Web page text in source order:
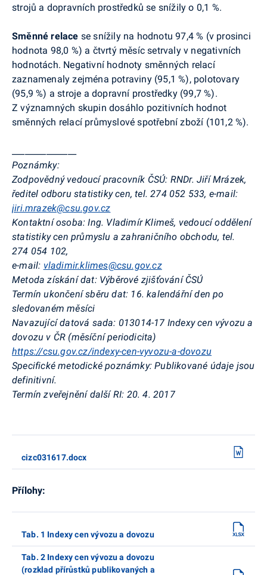
strojů a dopravních prostředků se snížily o 0,1 %.
Směnné relace se snížily na hodnotu 97,4 % (v prosinci
hodnota 98,0 %) a čtvrtý měsíc setrvaly v negativních
hodnotách. Negativní hodnoty směnných relací
zaznamenaly zejména potraviny (95,1 %), polotovary
(95,9 %) a stroje a dopravní prostředky (99,7 %).
Z významných skupin dosáhlo pozitivních hodnot
směnných relací průmyslové spotřební zboží (101,2 %).
Poznámky:
Zodpovědný vedoucí pracovník ČSÚ: RNDr. Jiří Mrázek,
ředitel odboru statistiky cen, tel. 274 052 533, e-mail:
jiri.mrazek@csu.gov.cz
Kontaktní osoba: Ing. Vladimír Klimeš, vedoucí oddělení
statistiky cen průmyslu a zahraničního obchodu, tel.
274 054 102,
e-mail: vladimir.klimes@csu.gov.cz
Metoda získání dat: Výběrové zjišťování ČSÚ
Termín ukončení sběru dat: 16. kalendářní den po
sledovaném měsíci
Navazující datová sada: 013014-17 Indexy cen vývozu a
dovozu v ČR (měsíční periodicita)
https://csu.gov.cz/indexy-cen-vyvozu-a-dovozu
Specifické metodické poznámky:Publikované údaje jsou
definitivní.
Termín zveřejnění další RI: 20. 4. 2017
cizc031617.docx
Přílohy:
Tab. 1 Indexy cen vývozu a dovozu
Tab. 2 Indexy cen vývozu a dovozu
(rozklad přírůstků publikovaných a